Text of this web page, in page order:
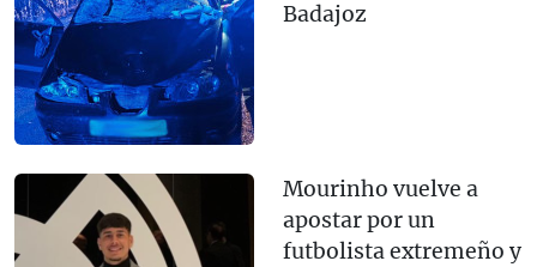
Badajoz
Mourinho vuelve a
apostar por un
futbolista extremeño y